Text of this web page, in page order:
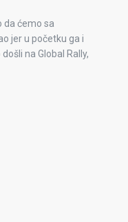
da ćemo sa
jer u početku ga i
na Global Rally,